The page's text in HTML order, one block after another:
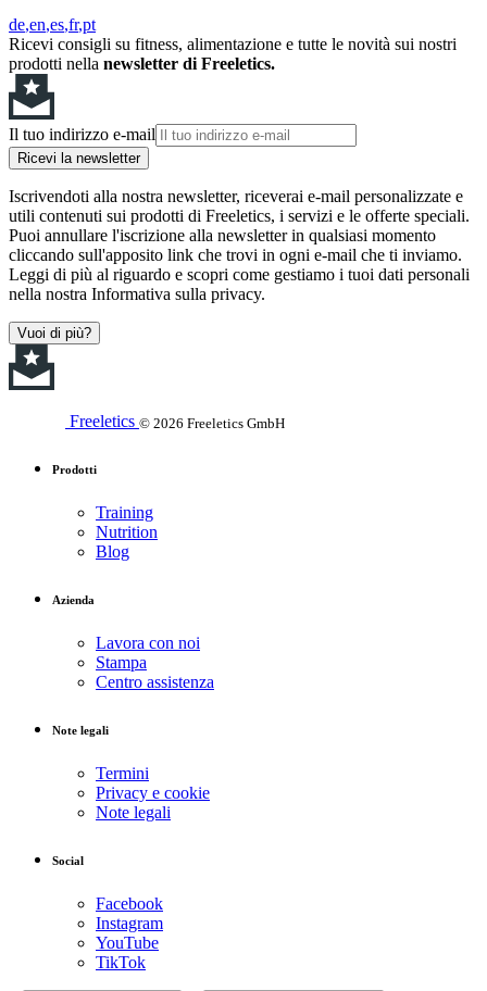
de en es fr pt
Ricevi consigli su fitness, alimentazione e tutte le novità sui nostri
prodotti nella newsletter di Freeletics.
Il tuo indirizzo e-mail
Ricevi la newsletter
Iscrivendoti alla nostra newsletter, riceverai e-mail personalizzate e
utili contenuti sui prodotti di Freeletics, i servizi e le offerte speciali.
Puoi annullare l'iscrizione alla newsletter in qualsiasi momento
cliccando sull'apposito link che trovi in ogni e-mail che ti inviamo.
Leggi di più al riguardo e scopri come gestiamo i tuoi dati personali
nella nostra Informativa sulla privacy.
Vuoi di più?
Freeletics © 2026 Freeletics GmbH
Prodotti
Training
Nutrition
Blog
Azienda
Lavora con noi
Stampa
Centro assistenza
Note legali
Termini
Privacy e cookie
Note legali
Social
Facebook
Instagram
YouTube
TikTok